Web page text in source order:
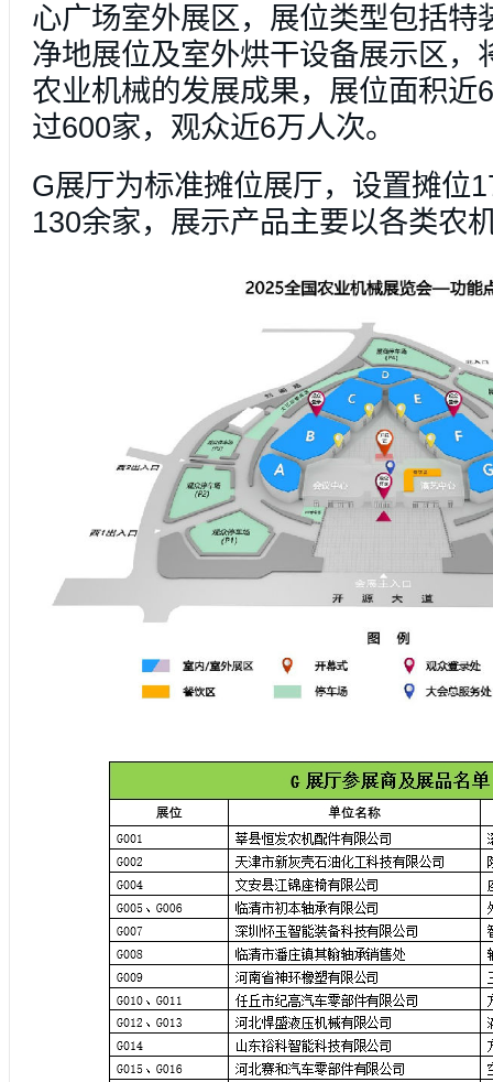
心广场室外展区，展位类型包括特
净地展位及室外烘干设备展示区，
农业机械的发展成果，展位面积近
过600家，观众近6万人次。
G展厅为标准摊位展厅，设置摊位
130余家，展示产品主要以各类农